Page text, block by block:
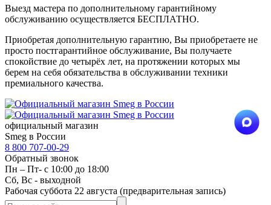
Выезд мастера по дополнительному гарантийному
обслуживанию осуществляется БЕСПЛАТНО.
Приобретая дополнительную гарантию, Вы приобретаете не
просто постгарантийное обслуживание, Вы получаете
спокойствие до четырёх лет, на протяжении которых мы
берем на себя обязательства в обслуживании техники
премиального качества.
официальный магазин
Smeg в России
8 800 707-00-29
Обратный звонок
Пн – Пт- с 10:00 до 18:00
Сб, Вс - выходной
Рабочая суббота 22 августа (предварительная запись)